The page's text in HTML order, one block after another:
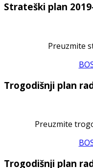
Strateški plan
Preuzmite
Trogodišnji plan
Preuzmite
Trogodišnji plan